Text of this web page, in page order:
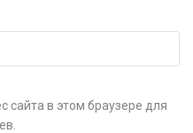
сайта в этом браузере для